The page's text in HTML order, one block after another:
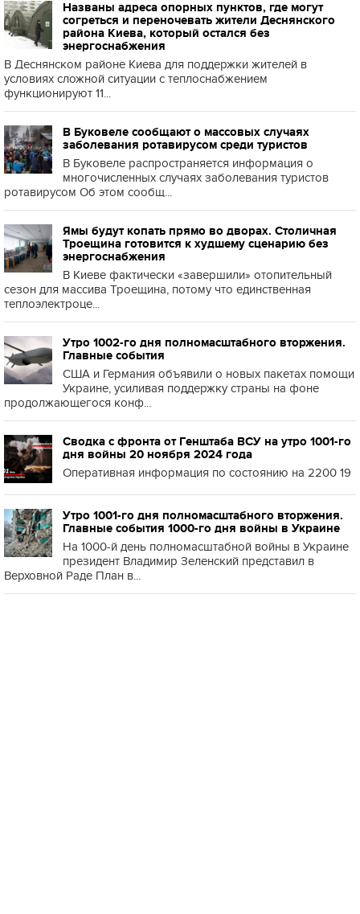
Названы адреса опорных пунктов, где могут
согреться и переночевать жители Деснянского
района Киева, который остался без
энергоснабжения
В Деснянском районе Киева для поддержки жителей в
условиях сложной ситуации с теплоснабжением
функционируют 11...
В Буковеле сообщают о массовых случаях
заболевания ротавирусом среди туристов
В Буковеле распространяется информация о
многочисленных случаях заболевания туристов
ротавирусом Об этом сообщ...
Ямы будут копать прямо во дворах. Столичная
Троещина готовится к худшему сценарию без
энергоснабжения
В Киеве фактически «завершили» отопительный
сезон для массива Троещина, потому что единственная
теплоэлектроце...
Утро 1002-го дня полномасштабного вторжения.
Главные события
США и Германия объявили о новых пакетах помощи
Украине, усиливая поддержку страны на фоне
продолжающегося конф...
Сводка с фронта от Генштаба ВСУ на утро 1001-го
дня войны 20 ноября 2024 года
Оперативная информация по состоянию на 2200 19
Утро 1001-го дня полномасштабного вторжения.
Главные события 1000-го дня войны в Украине
На 1000-й день полномасштабной войны в Украине
президент Владимир Зеленский представил в
Верховной Раде План в...